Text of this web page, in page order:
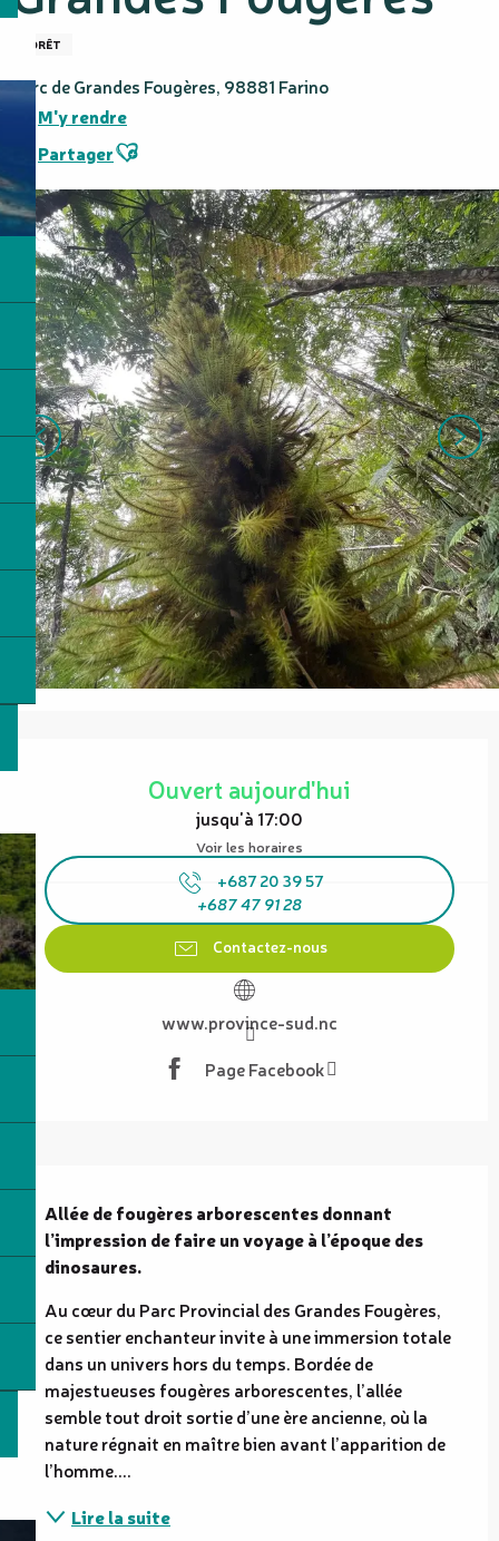
FORÊT
Parc de Grandes Fougères, 98881 Farino
M'y rendre
PartagerAjouter aux favoris
Ouvert aujourd'hui
jusqu'à 17:00
Voir les horaires
+687 20 39 57
+687 47 91 28
Contactez-nous
www.province-sud.nc
Page Facebook
Allée de fougères arborescentes donnant
l’impression de faire un voyage à l’époque des
dinosaures.
Au cœur du Parc Provincial des Grandes Fougères,
ce sentier enchanteur invite à une immersion totale
dans un univers hors du temps. Bordée de
majestueuses fougères arborescentes, l’allée
semble tout droit sortie d’une ère ancienne, où la
nature régnait en maître bien avant l’apparition de
l’homme....
Lire la suite